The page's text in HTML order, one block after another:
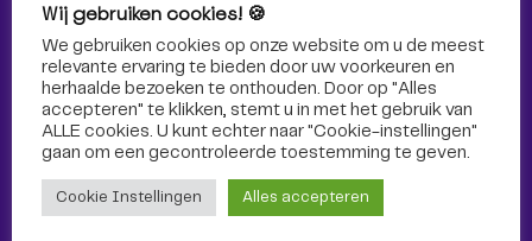
Volg ons!
Volg Omroep Tilburg niet alleen hier, maar ook via social
Wij gebruiken cookies! 🍪
We gebruiken cookies op onze website om u de meest
relevante ervaring te bieden door uw voorkeuren en
herhaalde bezoeken te onthouden. Door op "Alles
accepteren" te klikken, stemt u in met het gebruik van
ALLE cookies. U kunt echter naar "Cookie-instellingen"
gaan om een ​​gecontroleerde toestemming te geven.
Cookie Instellingen Alles accepteren